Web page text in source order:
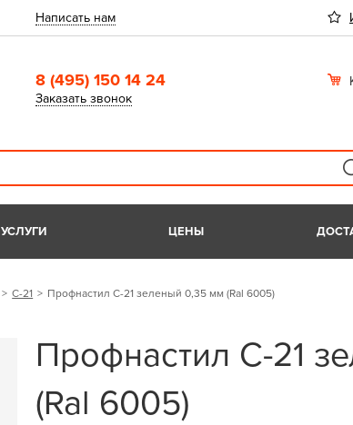
Написать нам
8 (495) 150 14 24
Заказать звонок
УСЛУГИ ЦЕНЫ
С-21 Профнастил С-21 зеленый 0,35 мм (Ral 6005)
Профнастил С-21
(Ral 6005)